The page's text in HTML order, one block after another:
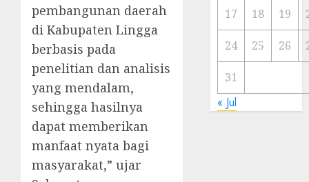
pembangunan daerah
di Kabupaten Lingga
berbasis pada
penelitian dan analisis
yang mendalam,
sehingga hasilnya
dapat memberikan
manfaat nyata bagi
masyarakat,” ujar
17 18 19
24 25 26
31
« Jul